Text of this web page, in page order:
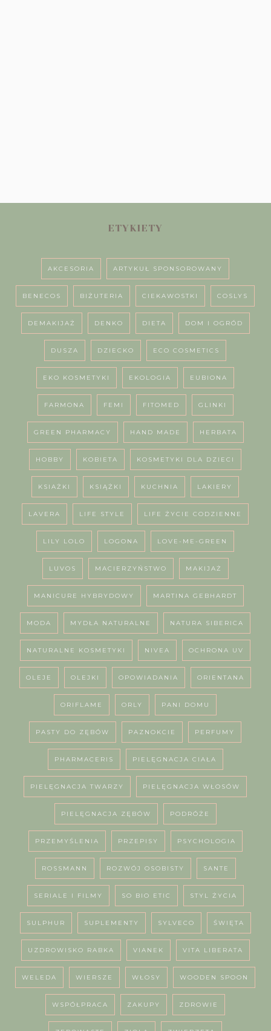
ETYKIETY
AKCESORIA ARTYKUŁ SPONSOROWANY
BENECOS BIŻUTERIA CIEKAWOSTKI COSLYS
DEMAKIJAŻ DENKO DIETA DOM I OGRÓD
DUSZA DZIECKO ECO COSMETICS
EKO KOSMETYKI EKOLOGIA EUBIONA
FARMONA FEMI FITOMED GLINKI
GREEN PHARMACY HAND MADE HERBATA
HOBBY KOBIETA KOSMETYKI DLA DZIECI
KSIAŻKI KSIĄŻKI KUCHNIA LAKIERY
LAVERA LIFE STYLE LIFE ŻYCIE CODZIENNE
LILY LOLO LOGONA LOVE-ME-GREEN
LUVOS MACIERZYŃSTWO MAKIJAŻ
MANICURE HYBRYDOWY MARTINA GEBHARDT
MODA MYDŁA NATURALNE NATURA SIBERICA
NATURALNE KOSMETYKI NIVEA OCHRONA UV
OLEJE OLEJKI OPOWIADANIA ORIENTANA
ORIFLAME ORLY PANI DOMU
PASTY DO ZĘBÓW PAZNOKCIE PERFUMY
PHARMACERIS PIELĘGNACJA CIAŁA
PIELĘGNACJA TWARZY PIELĘGNACJA WŁOSÓW
PIELĘGNACJA ZĘBÓW PODRÓŻE
PRZEMYŚLENIA PRZEPISY PSYCHOLOGIA
ROSSMANN ROZWÓJ OSOBISTY SANTE
SERIALE I FILMY SO BIO ETIC STYL ŻYCIA
SULPHUR SUPLEMENTY SYLVECO ŚWIĘTA
UZDROWISKO RABKA VIANEK VITA LIBERATA
WELEDA WIERSZE WŁOSY WOODEN SPOON
WSPÓŁPRACA ZAKUPY ZDROWIE